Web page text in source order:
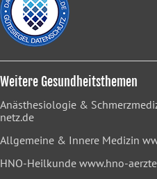
Weitere Gesundheitsthemen
Anästhesiologie &
netz.de
Allgemeine & Innere Medizin
HNO-Heilkunde www.hno-